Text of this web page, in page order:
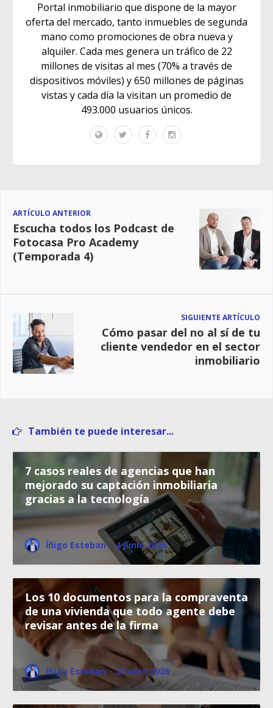
Portal inmobiliario que dispone de la mayor
oferta del mercado, tanto inmuebles de segunda
mano como promociones de obra nueva y
alquiler. Cada mes genera un tráfico de 22
millones de visitas al mes (70% a través de
dispositivos móviles) y 650 millones de páginas
vistas y cada día la visitan un promedio de
493.000 usuarios únicos.
ARTÍCULO ANTERIOR
Escucha todos los Podcast de
Fotocasa Pro Academy
(Temporada 4)
SIGUIENTE ARTÍCULO
Cómo pasar del no al sí de tu
cliente vendedor en el sector
inmobiliario
También te puede interesar...
7 casos reales de agencias que han
mejorado su captación inmobiliaria
gracias a la tecnología
Íñigo Esteban · 4 junio 2026
Los 10 documentos para la compraventa
de una vivienda que todo agente debe
revisar antes de la firma
Íñigo Esteban · 22 abril 2026